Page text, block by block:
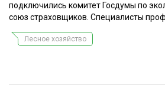
БЕЗОПАСНОЕ ПРОИЗВОДСТВО
СОРТИРОВКА ДРЕВЕСИНЫ
подключились комитет Госдумы по
союз страховщиков. Специалисты
Лесное хозяйство